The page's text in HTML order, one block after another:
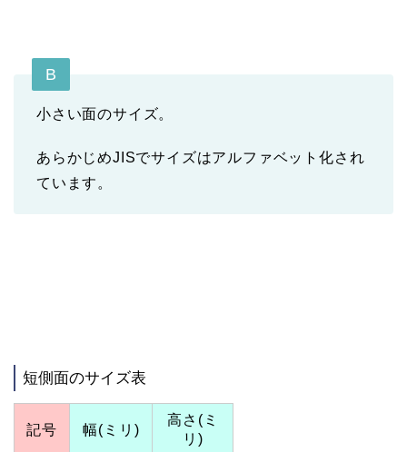
B
小さい面のサイズ。
あらかじめJISでサイズはアルファベット化され
ています。
短側面のサイズ表
記号 幅(ミリ)
高さ(ミ
リ)